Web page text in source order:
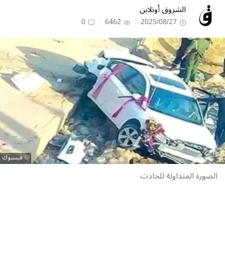
الشروق أونلاين
2025/08/27
6462
0
فيسبوك
الصورة المتداولة للحادث